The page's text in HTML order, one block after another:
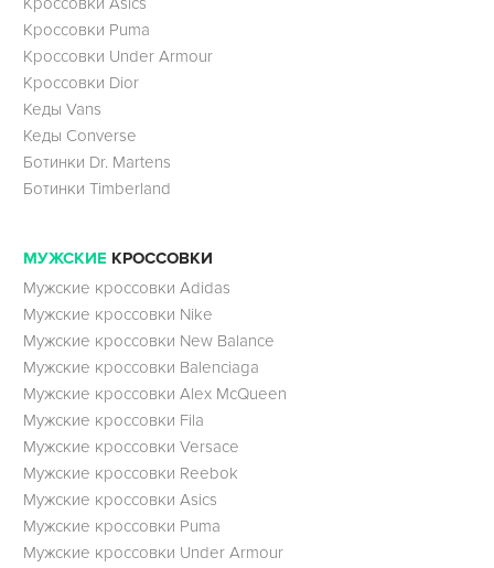
Кроссовки Puma
Кроссовки Under Armour
Кроссовки Dior
Кеды Vans
Кеды Converse
Ботинки Dr. Martens
Ботинки Timberland
МУЖСКИЕ КРОССОВКИ
Мужские кроссовки Adidas
Мужские кроссовки Nike
Мужские кроссовки New Balance
Мужские кроссовки Balenciaga
Мужские кроссовки Alex McQueen
Мужские кроссовки Fila
Мужские кроссовки Versace
Мужские кроссовки Reebok
Мужские кроссовки Asics
Мужские кроссовки Puma
Мужские кроссовки Under Armour